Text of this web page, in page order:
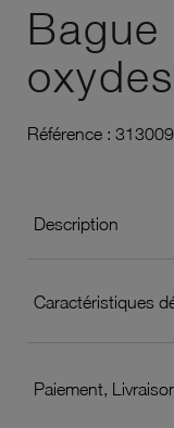
Référence :
Description
Caractéristiques
Paiement,